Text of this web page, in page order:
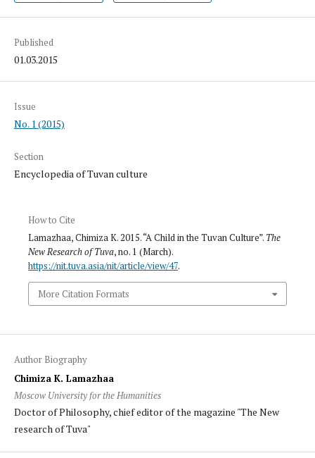
Published
01.03.2015
Issue
No. 1 (2015)
Section
Encyclopedia of Tuvan culture
How to Cite
Lamazhaa, Chimiza K. 2015. “A Child in the Tuvan Culture”. The
New Research of Tuva, no. 1 (March).
https://nit.tuva.asia/nit/article/view/47.
More Citation Formats
Author Biography
Chimiza K. Lamazhaa
Moscow University for the Humanities
Doctor of Philosophy, chief editor of the magazine "The New
research of Tuva"